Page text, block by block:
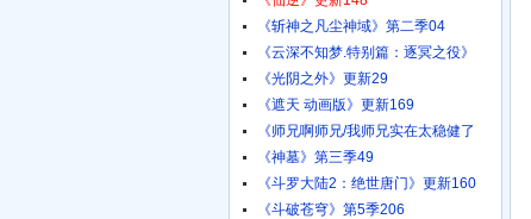
《斩神之凡尘神域》第二季04
《云深不知梦.特别篇：逐冥之役》
《光阴之外》更新29
《遮天 动画版》更新169
《师兄啊师兄/我师兄实在太稳健了
《神墓》第三季49
《斗罗大陆2：绝世唐门》更新160
《斗破苍穹》第5季206